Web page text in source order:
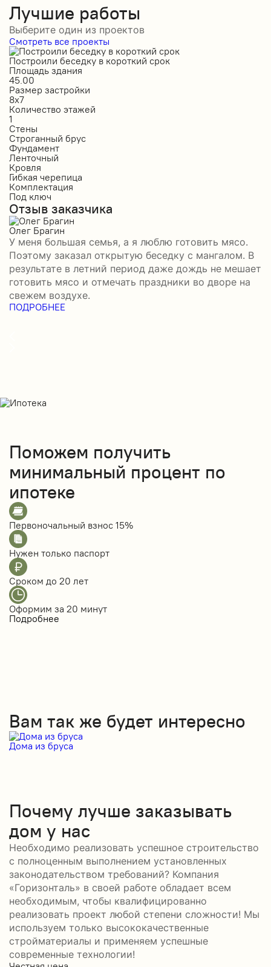
Лучшие работы
Выберите один из проектов
Смотреть все проекты
Построили беседку в короткий срок
Площадь здания
45.00
Размер застройки
8х7
Количество этажей
1
Стены
Строганный брус
Фундамент
Ленточный
Кровля
Гибкая черепица
Комплектация
Под ключ
Отзыв заказчика
Олег Брагин
У меня большая семья, а я люблю готовить мясо.
Поэтому заказал открытую беседку с мангалом. В
результате в летний период даже дождь не мешает
готовить мясо и отмечать праздники во дворе на
свежем воздухе.
ПОДРОБНЕЕ
Поможем получить
минимальный процент по
ипотеке
Первоночальный взнос 15%
Нужен только паспорт
Сроком до 20 лет
Оформим за 20 минут
Подробнее
Вам так же будет интересно
Дома из бруса
Почему лучше заказывать
дом у нас
Необходимо реализовать успешное строительство
с полноценным выполнением установленных
законодательством требований? Компания
«Горизонталь» в своей работе обладает всем
необходимым, чтобы квалифицированно
реализовать проект любой степени сложности! Мы
используем только высококачественные
стройматериалы и применяем успешные
современные технологии!